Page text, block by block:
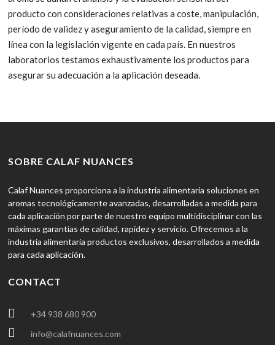
producto con consideraciones relativas a coste, manipulación,
período de validez y aseguramiento de la calidad, siempre en
línea con la legislación vigente en cada país. En nuestros
laboratorios testamos exhaustivamente los productos para
asegurar su adecuación a la aplicación deseada.
SOBRE CALAF NUANCES
Calaf Nuances proporciona a la industria alimentaria soluciones en
aromas tecnológicamente avanzadas, desarrolladas a medida para
cada aplicación por parte de nuestro equipo multidisciplinar con las
máximas garantías de calidad, rapidez y servicio. Ofrecemos a la
industria alimentaria productos exclusivos, desarrollados a medida
para cada aplicación.
CONTACT
+34 938 680 900
info@calafnuances.com